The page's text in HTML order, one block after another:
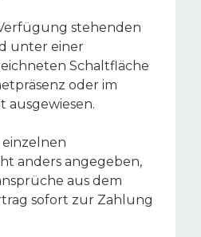
stehenden
unter einer
Schaltfläche
oder im
ausgewiesen.
einzelnen
anders angegeben,
aus dem
sofort zur Zahlung